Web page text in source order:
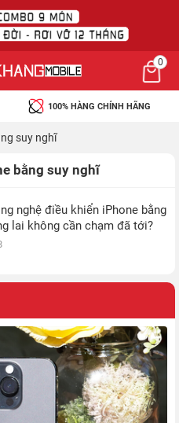
0
100% HÀNG CHÍNH HÃNG
suy nghĩ
bằng suy nghĩ
nghệ điều khiển iPhone bằng
lai không cần chạm đã tới?